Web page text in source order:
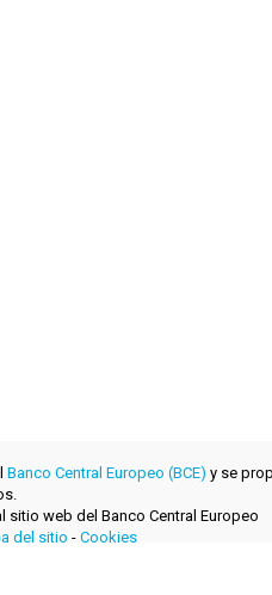
Banco Central Europeo (BCE) y se
sitio web del Banco Central Europeo
del sitio - Cookies